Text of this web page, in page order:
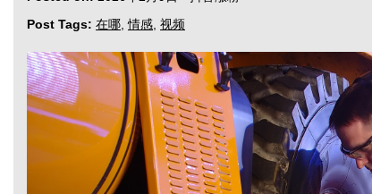
Post Tags: 在哪 ,情感 视频